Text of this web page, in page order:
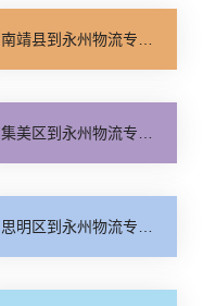
南靖县到永州物流专线_市县派送「托运省心」
集美区到永州物流专线_快运直达「合理收费」
思明区到永州物流专线_价格透明「不随意加价」